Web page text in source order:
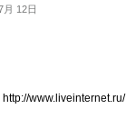
月 12日
http://www.liveinternet.ru/